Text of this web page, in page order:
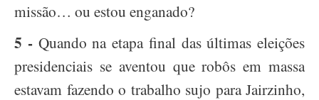
missão… ou estou enganado?
5 - Quando na etapa final das últimas eleições
presidenciais se aventou que robôs em massa
estavam fazendo o trabalho sujo para Jairzinho,